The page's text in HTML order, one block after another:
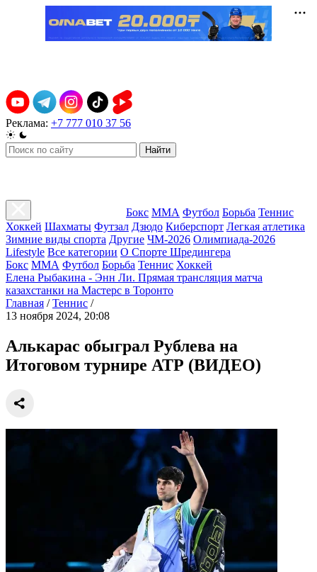
Реклама: +7 777 010 37 56
Найти
Бокс ММА Футбол Борьба Теннис
Хоккей Шахматы Футзал Дзюдо Киберспорт Легкая атлетика
Зимние виды спорта Другие ЧМ-2026 Олимпиада-2026
Lifestyle Все категории О Спорте Шредингера
Бокс ММА Футбол Борьба Теннис Хоккей
Елена Рыбакина - Энн Ли. Прямая трансляция матча
казахстанки на Мастерс в Торонто
Главная / Теннис /
13 ноября 2024, 20:08
Алькарас обыграл Рублева на
Итоговом турнире АТР (ВИДЕО)